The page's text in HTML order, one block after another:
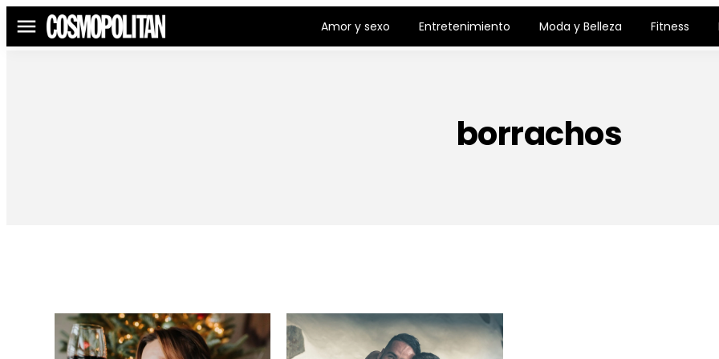
Menú Amor y sexo Entretenimiento Moda y Belleza Fitness
borrachos